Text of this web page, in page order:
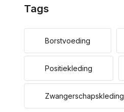
Tags
Borstvoeding
Positiekleding
Zwangerschapskleding